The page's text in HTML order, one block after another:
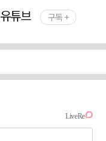
유튜브 구독 +